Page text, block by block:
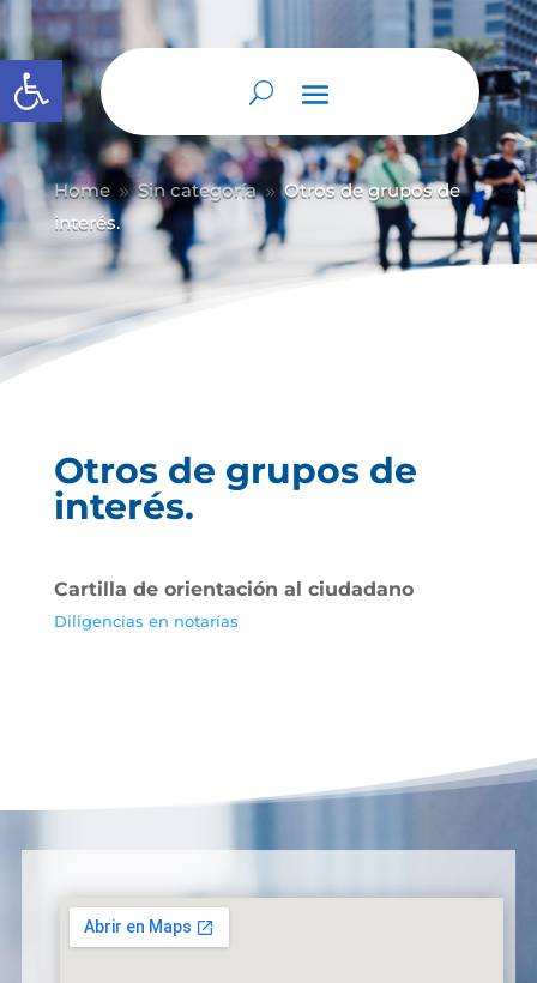
Abrir barra de herramientas
Home 9 Sin categoría 9 Otros de grupos de
interés.
Otros de grupos de
interés.
Cartilla de orientación al ciudadano
Diligencias en notarías